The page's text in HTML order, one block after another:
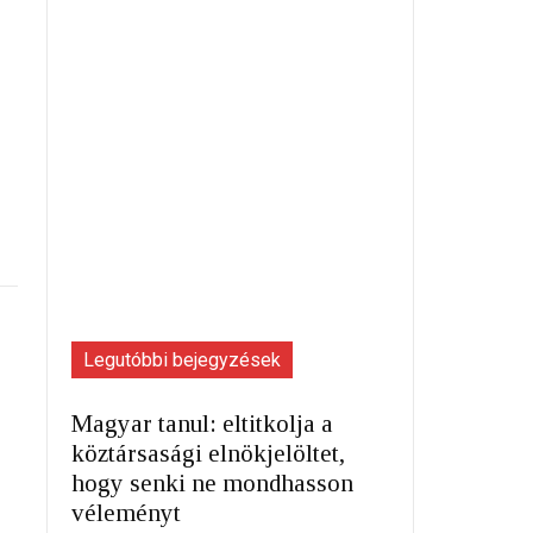
Legutóbbi bejegyzések
Magyar tanul: eltitkolja a
köztársasági elnökjelöltet,
hogy senki ne mondhasson
véleményt